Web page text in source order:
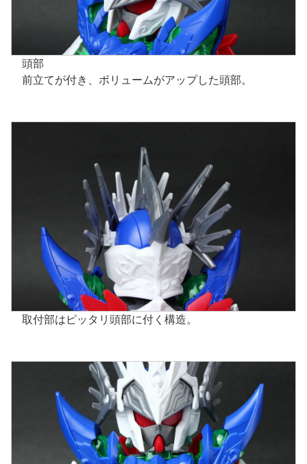
頭部
前立てが付き、ボリュームがアップした頭部。
取付部はピッタリ頭部に付く構造。